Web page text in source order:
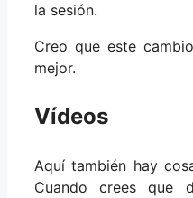
la sesión.
Creo que este
mejor.
Vídeos
Aquí también hay
Cuando crees que